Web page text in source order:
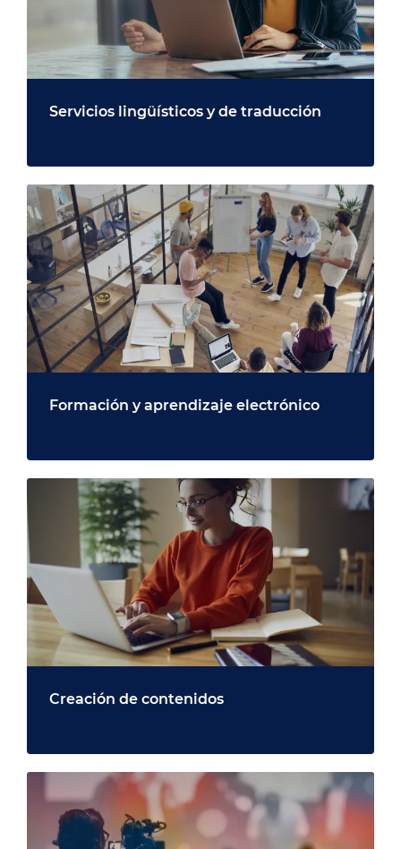
Servicios lingüísticos y de traducción
Formación y aprendizaje electrónico
Creación de contenidos